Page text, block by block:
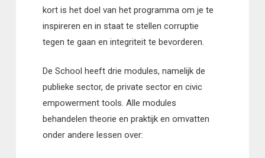
kort is het doel van het programma om je te
inspireren en in staat te stellen corruptie
tegen te gaan en integriteit te bevorderen.
De School heeft drie modules, namelijk de
publieke sector, de private sector en civic
empowerment tools. Alle modules
behandelen theorie en praktijk en omvatten
onder andere lessen over: